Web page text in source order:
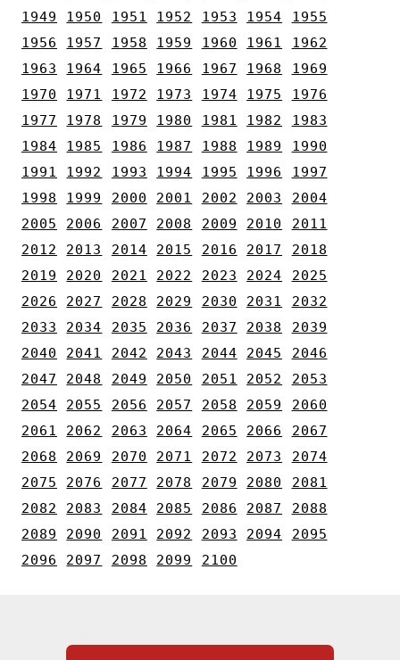
1949
1950 1951 1952 1953 1954
1955
1956
1957 1958 1959 1960 1961
1962
1963
1964 1965 1966 1967 1968
1969
1970
1971 1972 1973 1974 1975
1976
1977
1978 1979 1980 1981 1982
1983
1984
1985 1986 1987 1988 1989
1990
1991
1992 1993 1994 1995 1996
1997
1998
1999 2000 2001 2002 2003
2004
2005
2006 2007 2008 2009 2010
2011
2012
2013 2014 2015 2016 2017
2018
2019
2020 2021 2022 2023 2024
2025
2026
2027 2028 2029 2030 2031
2032
2033
2034 2035 2036 2037 2038
2039
2040
2041 2042 2043 2044 2045
2046
2047
2048 2049 2050 2051 2052
2053
2054
2055 2056 2057 2058 2059
2060
2061
2062 2063 2064 2065 2066
2067
2068
2069 2070 2071 2072 2073
2074
2075
2076 2077 2078 2079 2080
2081
2082
2083 2084 2085 2086 2087
2088
2089
2090 2091 2092 2093 2094
2095
2096
2097 2098 2099 2100